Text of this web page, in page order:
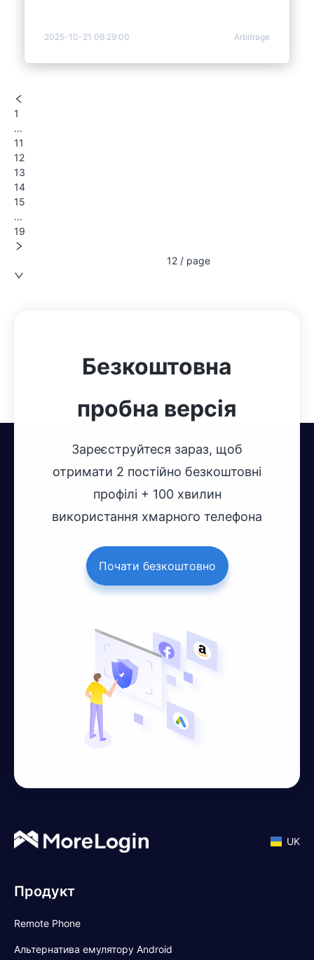
2025-10-21 06:29:00 Arbitrage
1
...
11
12
13
14
15
...
19
12 / page
Безкоштовна
пробна версія
Зареєструйтеся зараз, щоб
отримати 2 постійно безкоштовні
профілі + 100 хвилин
використання хмарного телефона
Почати безкоштовно
UK
Продукт
Remote Phone
Альтернатива емулятору Android